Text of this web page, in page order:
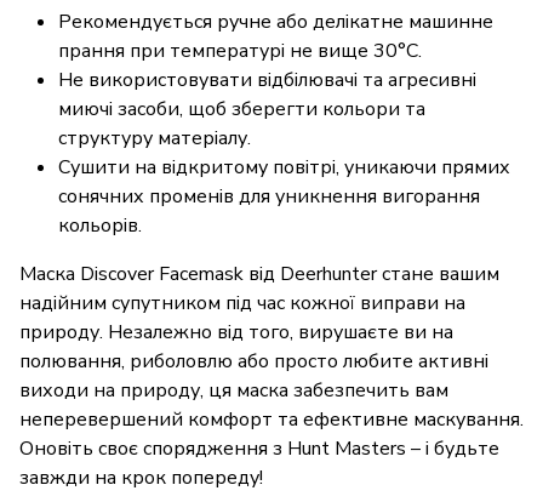
Рекомендується ручне або делікатне машинне
прання при температурі не вище 30°C.
Не використовувати відбілювачі та агресивні
миючі засоби, щоб зберегти кольори та
структуру матеріалу.
Сушити на відкритому повітрі, уникаючи прямих
сонячних променів для уникнення вигорання
кольорів.
Маска Discover Facemask від Deerhunter стане вашим
надійним супутником під час кожної виправи на
природу. Незалежно від того, вирушаєте ви на
полювання, риболовлю або просто любите активні
виходи на природу, ця маска забезпечить вам
неперевершений комфорт та ефективне маскування.
Оновіть своє спорядження з Hunt Masters – і будьте
завжди на крок попереду!